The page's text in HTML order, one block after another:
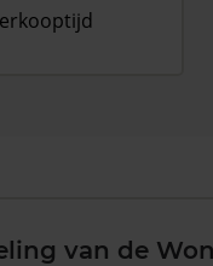
van de